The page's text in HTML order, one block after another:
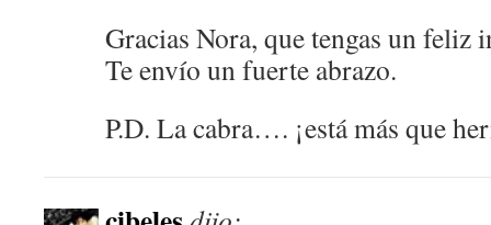
Gracias Nora, que tengas un feliz
Te envío un fuerte abrazo.
P.D. La cabra…. ¡está más que